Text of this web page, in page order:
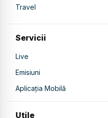
Travel
Servicii
Live
Emisiuni
Aplicația Mobilă
Utile